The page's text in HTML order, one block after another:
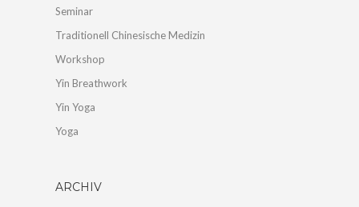
Seminar
Traditionell Chinesische Medizin
Workshop
Yin Breathwork
Yin Yoga
Yoga
ARCHIV